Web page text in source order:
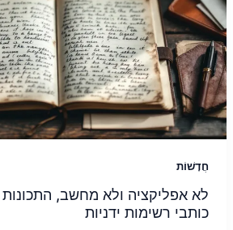
חֲדָשׁוֹת
לא אפליקציה ולא מחשב, התכונות
כותבי רשימות ידניות